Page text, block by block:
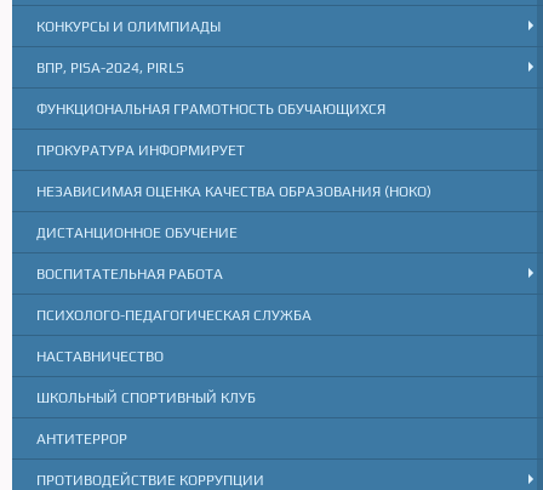
КОНКУРСЫ И ОЛИМПИАДЫ
ВПР, PISA-2024, PIRLS
ФУНКЦИОНАЛЬНАЯ ГРАМОТНОСТЬ ОБУЧАЮЩИХСЯ
ПРОКУРАТУРА ИНФОРМИРУЕТ
НЕЗАВИСИМАЯ ОЦЕНКА КАЧЕСТВА ОБРАЗОВАНИЯ (НОКО)
ДИСТАНЦИОННОЕ ОБУЧЕНИЕ
ВОСПИТАТЕЛЬНАЯ РАБОТА
ПСИХОЛОГО-ПЕДАГОГИЧЕСКАЯ СЛУЖБА
НАСТАВНИЧЕСТВО
ШКОЛЬНЫЙ СПОРТИВНЫЙ КЛУБ
АНТИТЕРРОР
ПРОТИВОДЕЙСТВИЕ КОРРУПЦИИ